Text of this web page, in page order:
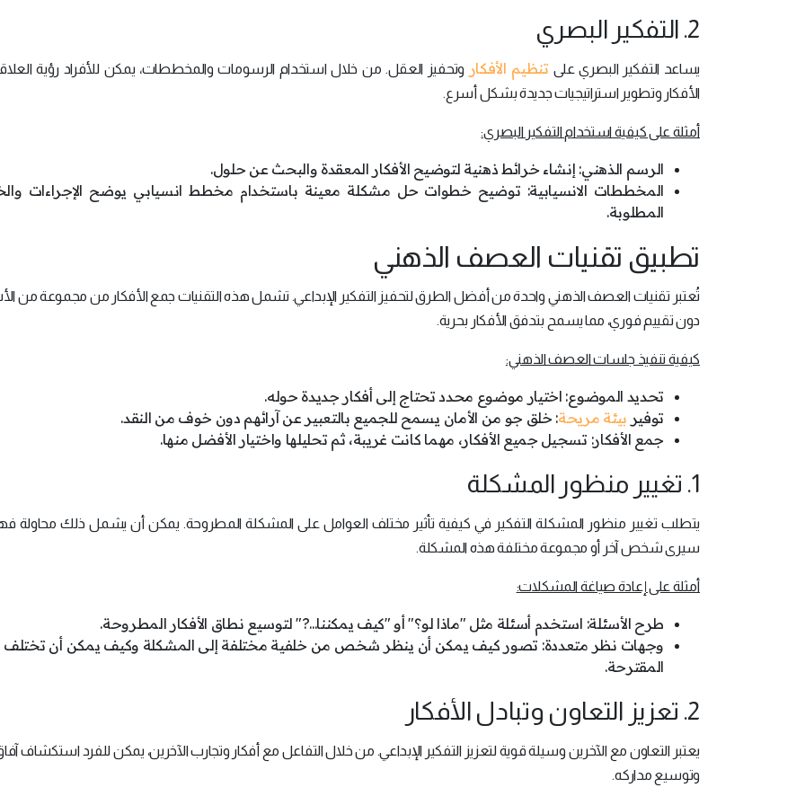
2. التفكير البصري
يساعد التفكير البصري على تنظيم الأفكار وتحفيز العقل. من خلال استخدام الرسومات والمخططات، يمكن للأفراد رؤية
الأفكار وتطوير استراتيجيات جديدة بشكل أسرع.
أمثلة على كيفية استخدام التفكير البصري:
الرسم الذهني: إنشاء خرائط ذهنية لتوضيح الأفكار المعقدة والبحث عن حلول.
المخططات الانسيابية: توضيح خطوات حل مشكلة معينة باستخدام مخطط انسيابي يوضح الإجراءات
المطلوبة.
تطبيق تقنيات العصف الذهني
تُعتبر تقنيات العصف الذهني واحدة من أفضل الطرق لتحفيز التفكير الإبداعي. تشمل هذه التقنيات جمع الأفكار من مجموعة من
دون تقييم فوري، مما يسمح بتدفق الأفكار بحرية.
كيفية تنفيذ جلسات العصف الذهني:
تحديد الموضوع: اختيار موضوع محدد تحتاج إلى أفكار جديدة حوله.
توفير بيئة مريحة: خلق جو من الأمان يسمح للجميع بالتعبير عن آرائهم دون خوف من النقد.
جمع الأفكار: تسجيل جميع الأفكار، مهما كانت غريبة، ثم تحليلها واختيار الأفضل منها.
1. تغيير منظور المشكلة
يتطلب تغيير منظور المشكلة التفكير في كيفية تأثير مختلف العوامل على المشكلة المطروحة. يمكن أن يشمل ذلك محاولة
سيرى شخص آخر أو مجموعة مختلفة هذه المشكلة.
أمثلة على إعادة صياغة المشكلات:
طرح الأسئلة: استخدم أسئلة مثل "ماذا لو؟" أو "كيف يمكننا...?" لتوسيع نطاق الأفكار المطروحة.
وجهات نظر متعددة: تصور كيف يمكن أن ينظر شخص من خلفية مختلفة إلى المشكلة وكيف يمكن أن تختلف
المقترحة.
2. تعزيز التعاون وتبادل الأفكار
يعتبر التعاون مع الآخرين وسيلة قوية لتعزيز التفكير الإبداعي. من خلال التفاعل مع أفكار وتجارب الآخرين، يمكن للفرد استكشاف
وتوسيع مداركه.